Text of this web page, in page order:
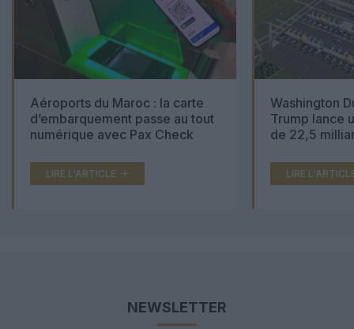
Aéroports du Maroc : la carte
d’embarquement passe au tout
numérique avec Pax Check
LIRE L'ARTICLE
Washington
Trump lance
de 22,5
LIRE
NEWSLETTER